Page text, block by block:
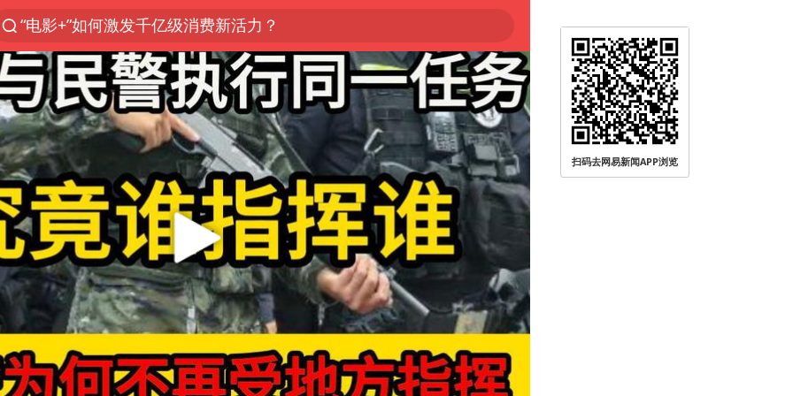
胡塞武装袭击也门政府军军营
日本试射“战斧”导弹，国防部回应
东航：国内客票提前14天免费退改
台风白海豚中心风力增强
四川宜宾高县4.9级地震致1死
向鹏0-3不敌张本智和
“新疆阿勒泰八月能滑雪”不实
刘国正说向鹏打得很窝囊
山东一元代青花杯离奇失踪
我国外贸延续良好增长态势
宇树科技中一签需缴款7.54万元
扫码去网易新闻APP浏览